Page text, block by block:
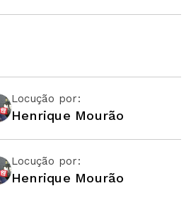
Locução por:
Henrique Mourão
Locução por:
Henrique Mourão